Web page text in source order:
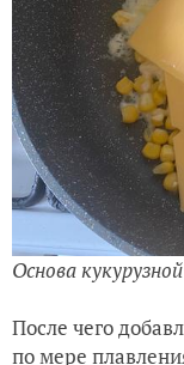
Основа
После чего
по мере